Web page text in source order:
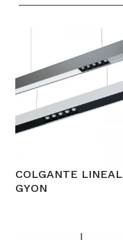
COLGANTE LINEAL
GYON